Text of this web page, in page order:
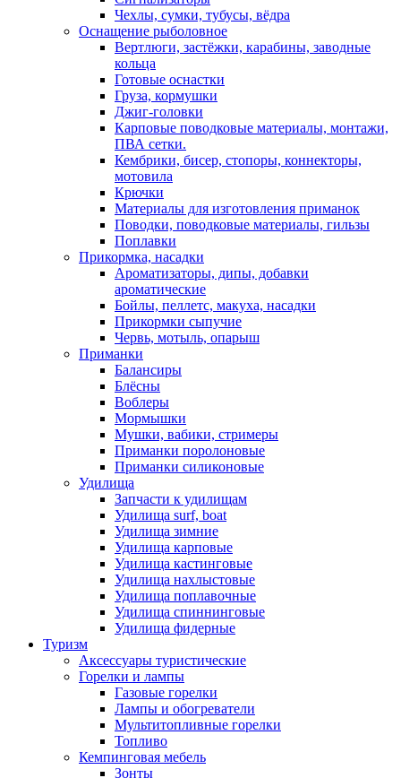
Чехлы, сумки, тубусы, вёдра
Оснащение рыболовное
Вертлюги, застёжки, карабины, заводные
кольца
Готовые оснастки
Груза, кормушки
Джиг-головки
Карповые поводковые материалы, монтажи,
ПВА сетки.
Кембрики, бисер, стопоры, коннекторы,
мотовила
Крючки
Материалы для изготовления приманок
Поводки, поводковые материалы, гильзы
Поплавки
Прикормка, насадки
Ароматизаторы, дипы, добавки
ароматические
Бойлы, пеллетс, макуха, насадки
Прикормки сыпучие
Червь, мотыль, опарыш
Приманки
Балансиры
Блёсны
Воблеры
Мормышки
Мушки, вабики, стримеры
Приманки поролоновые
Приманки силиконовые
Удилища
Запчасти к удилищам
Удилища surf, boat
Удилища зимние
Удилища карповые
Удилища кастинговые
Удилища нахлыстовые
Удилища поплавочные
Удилища спиннинговые
Удилища фидерные
Туризм
Аксессуары туристические
Горелки и лампы
Газовые горелки
Лампы и обогреватели
Мультитопливные горелки
Топливо
Кемпинговая мебель
Зонты